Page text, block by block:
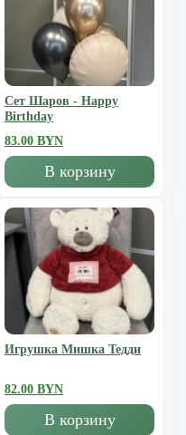
Сет Шаров - Happy
Birthday
83.00 BYN
В корзину
Игрушка Мишка Тедди
82.00 BYN
В корзину